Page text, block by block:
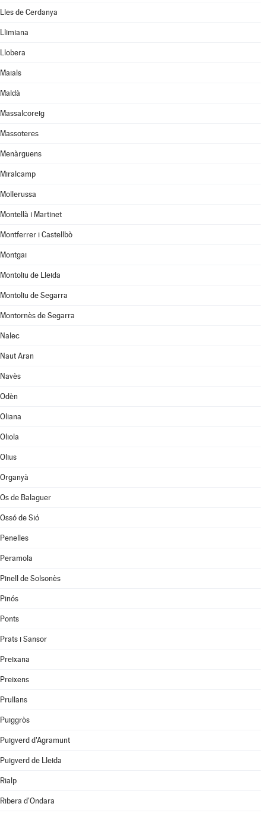
Lles de Cerdanya
Llimiana
Llobera
Maials
Maldà
Massalcoreig
Massoteres
Menàrguens
Miralcamp
Mollerussa
Montellà i Martinet
Montferrer i Castellbò
Montgai
Montoliu de Lleida
Montoliu de Segarra
Montornès de Segarra
Nalec
Naut Aran
Navès
Odèn
Oliana
Oliola
Olius
Organyà
Os de Balaguer
Ossó de Sió
Penelles
Peramola
Pinell de Solsonès
Pinós
Ponts
Prats i Sansor
Preixana
Preixens
Prullans
Puiggròs
Puigverd d'Agramunt
Puigverd de Lleida
Rialp
Ribera d'Ondara